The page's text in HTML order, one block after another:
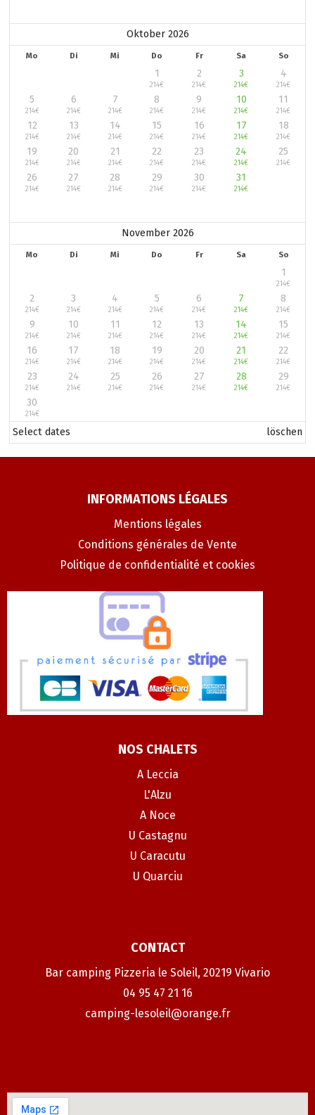
Oktober 2026
Mo Di Mi Do Fr Sa So
1
214€
2
214€
3
214€
4
214€
5
214€
6
214€
7
214€
8
214€
9
214€
10
214€
11
214€
12
214€
13
214€
14
214€
15
214€
16
214€
17
214€
18
214€
19
214€
20
214€
21
214€
22
214€
23
214€
24
214€
25
214€
26
214€
27
214€
28
214€
29
214€
30
214€
31
214€
November 2026
Mo Di Mi Do Fr Sa So
1
214€
2
214€
3
214€
4
214€
5
214€
6
214€
7
214€
8
214€
9
214€
10
214€
11
214€
12
214€
13
214€
14
214€
15
214€
16
214€
17
214€
18
214€
19
214€
20
214€
21
214€
22
214€
23
214€
24
214€
25
214€
26
214€
27
214€
28
214€
29
214€
30
214€
Select dates löschen
INFORMATIONS LÉGALES
Mentions légales
Conditions générales de Vente
Politique de confidentialité et cookies
NOS CHALETS
A Leccia
L'Alzu
A Noce
U Castagnu
U Caracutu
U Quarciu
CONTACT
Bar camping Pizzeria le Soleil, 20219 Vivario
04 95 47 21 16
camping-lesoleil@orange.fr